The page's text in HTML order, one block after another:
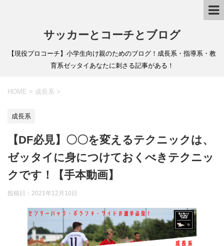
サッカーとコーチとブログ
【現役プロコーチ】小学生向け親のためのブログ！成長系・指導系・教
育系ゼッタイあなたに刺さる記事がある！
HOME > 成長系 >
成長系
【DF必見】〇〇を変えるテクニックは、
ゼッタイに身につけておくべきテクニッ
クです！【手本動画】
投稿日： 2021年12月10日